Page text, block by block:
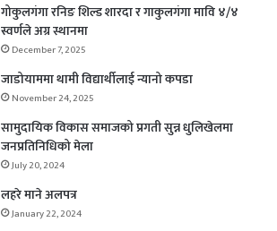
गोकुलगंगा रनिङ शिल्ड शारदा र गाकुलगंगा मावि ४/४
स्वर्णले अग्र स्थानमा
December 7, 2025
जाडोयाममा थामी विद्यार्थीलाई न्यानो कपडा
November 24, 2025
सामुदायिक विकास समाजको प्रगती सुन्न धुलिखेलमा
जनप्रतिनिधिको मेला
July 20, 2024
लहरे माने अलपत्र
January 22, 2024